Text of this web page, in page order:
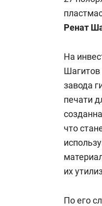
Ренат
На
Шагитов
завода
печати
что
их
По его